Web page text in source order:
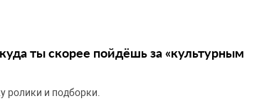
ты скорее пойдёшь за «культурным
ролики и подборки.